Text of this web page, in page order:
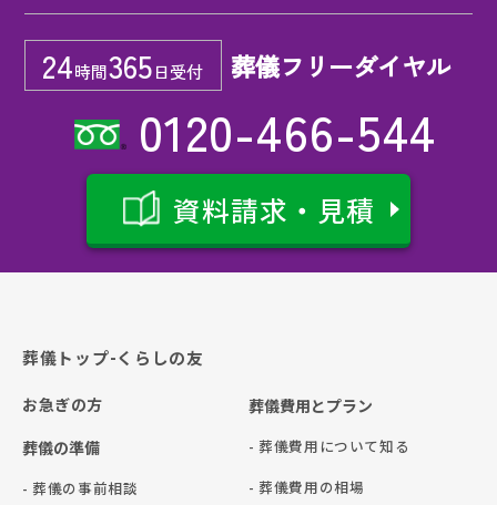
24時間365日受付 葬儀フリーダイヤル
0120-466-544
資料請求・見積
葬儀トップ-くらしの友
お急ぎの方
葬儀の準備
- 葬儀の事前相談
葬儀費用とプラン
- 葬儀費用について知る
- 葬儀費用の相場